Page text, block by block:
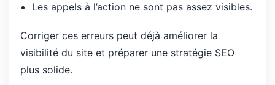
Les appels à l’action ne sont pas assez visibles.
Corriger ces erreurs peut déjà améliorer la
visibilité du site et préparer une stratégie SEO
plus solide.